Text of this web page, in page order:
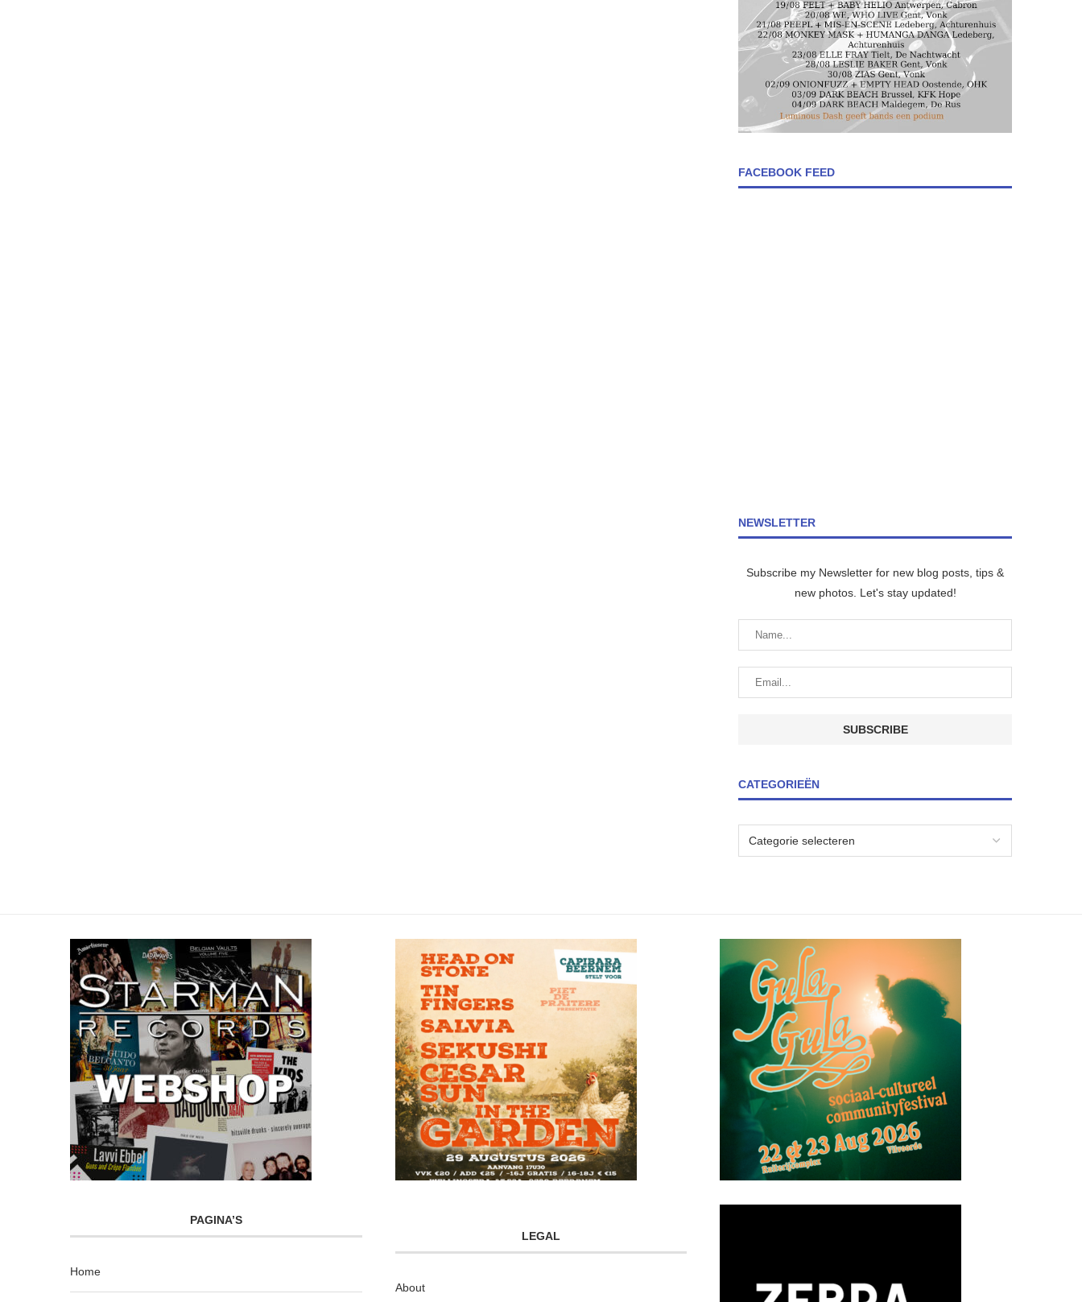
FACEBOOK FEED
NEWSLETTER
Subscribe my Newsletter for new blog posts, tips &
new photos. Let's stay updated!
CATEGORIEËN
PAGINA’S
Home
LEGAL
About